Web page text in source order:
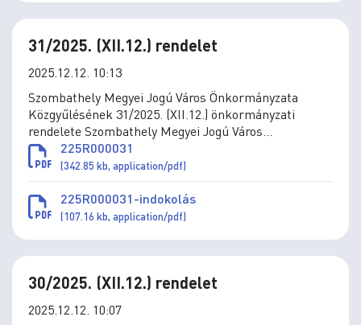
31/2025. (XII.12.) rendelet
2025.12.12. 10:13
Szombathely Megyei Jogú Város Önkormányzata
Közgyűlésének 31/2025. (XII.12.) önkormányzati
rendelete Szombathely Megyei Jogú Város
Önkormányzatának Szervezeti és Működési
Szabályzatáról szóló 16/2024. (X.10.) önkormányzati
rendelet módosításáról
225R000031
(342.85 kb, application/pdf)
225R000031-indokolás
(107.16 kb, application/pdf)
30/2025. (XII.12.) rendelet
2025.12.12. 10:07